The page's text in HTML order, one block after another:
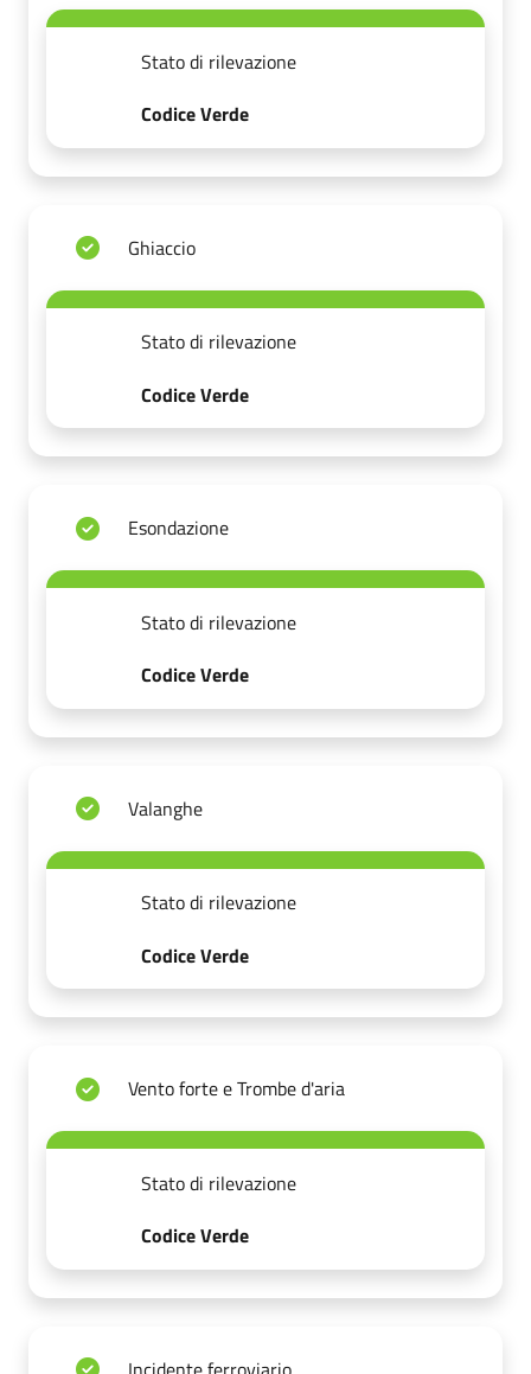
Stato di rilevazione
Codice Verde
Ghiaccio
Stato di rilevazione
Codice Verde
Esondazione
Stato di rilevazione
Codice Verde
Valanghe
Stato di rilevazione
Codice Verde
Vento forte e Trombe d'aria
Stato di rilevazione
Codice Verde